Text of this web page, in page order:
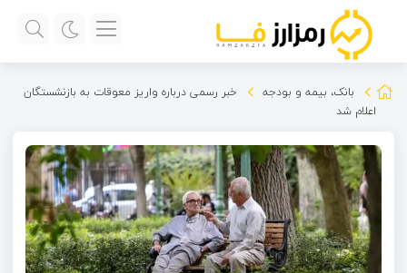
بانک، بیمه و بودجه
خبر رسمی درباره واریز معوقات به بازنشستگان
اعلام شد